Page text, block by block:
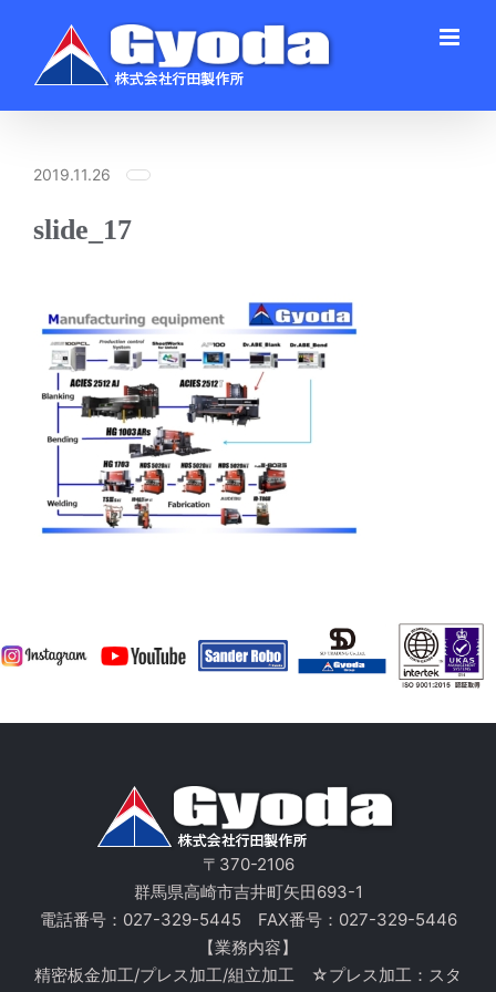
content
2019.11.26
slide_17
〒370-2106
群馬県高崎市吉井町矢田693-1
電話番号： 027-329-5445 FAX番号：027-329-5446
【業務内容】
精密板金加工/プレス加工/組立加工 ☆プレス加工：スタ